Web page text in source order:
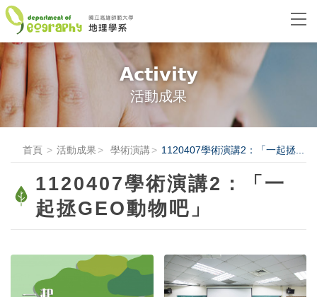
Activity
活動成果
首頁 活動成果 學術演講 1120407學術演講2：「一起拯...
1120407學術演講2：「一
起拯GEO動物吧」